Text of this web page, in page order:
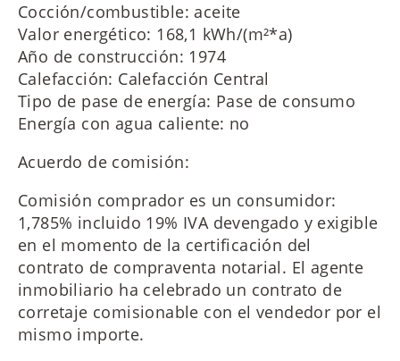
Cocción/combustible: aceite
Valor energético: 168,1 kWh/(m²*a)
Año de construcción: 1974
Calefacción: Calefacción Central
Tipo de pase de energía: Pase de consumo
Energía con agua caliente: no
Acuerdo de comisión:
Comisión comprador es un consumidor:
1,785% incluido 19% IVA devengado y exigible
en el momento de la certificación del
contrato de compraventa notarial. El agente
inmobiliario ha celebrado un contrato de
corretaje comisionable con el vendedor por el
mismo importe.